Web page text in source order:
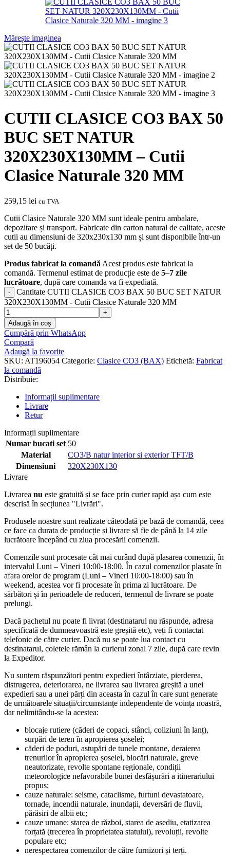
Mărește imaginea
CUTII CLASICE CO3 BAX 50
BUC SET NATUR
320X230X130MM – Cutii
Clasice Naturale 320 MM
259,15 lei cu TVA
Cutii Clasice Naturale 320 MM sunt ideale pentru ambalare,
depozitare și transport. Fabricate din carton natural de calitate, aceste
cutii au dimensiuni de 320x230x130 mm și sunt disponibile într-un
set de 50 bucăți.
Produs fabricat la comandă Acest produs este fabricat la
comandă. Termenul estimat de producție este de 5–7 zile
lucrătoare, după care comanda va fi expediată.
Cantitate CUTII CLASICE CO3 BAX 50 BUC SET NATUR
320X230X130MM - Cutii Clasice Naturale 320 MM
Adaugă în coș
Cumpără prin WhatsApp
Compară
Adaugă la favorite
SKU: AT196054 Categorie: Clasice CO3 (BAX) Etichetă: Fabricat
la comandă
Distribuie:
Informații suplimentare
Livrare
Retur
Informații suplimentare
Numar bucati set 50
Material
CO3/B natur interior si exterior TFT/B
Dimensiuni
320X230X130
Livrare
Livrarea nu este gratuită și se face prin curier rapid așa cum este
descrisă în secțiunea "Livrări".
Produsele noastre sunt realizate câteodată pe bază de comandă, ceea
ce face ca durata de producție și livrare să fie de până la 14 zile
lucrătoare începând cu ziua procesării comenzii.
Comenzile sunt procesate cât mai curând după plasarea comenzii, în
intervalul Luni – Vineri 10:00-18:00. În cazul comenzilor plasate în
afara orelor de program (Luni – Vineri 10:00-18:00) sau în
weekend, acestea vor fi procesate în prima zi lucrătoare. De
sărbători și în perioadele de reduceri, termenul de livrare se poate
prelungi.
Dacă pachetul nu poate fi livrat (destinatarul nu răspunde, adresa
specificată de dumneavoastră este greșită etc), veți fi contactat
telefonic de către curier. Dacă nu se poate lua contact cu
destinatarul, coletele rămân la curierul zonal 7 zile, după care revin
la Expeditor.
Nu suntem răspunzători pentru expedieri întârziate, pierderea,
distrugerea, deteriorarea, ne livrarea sau livrarea greșită a unei
expedieri sau a unei părți din aceasta în cazul în care sunt generate
de următoarele situații/circumstanțe independente de voința noastră,
dar nelimitându-se la acestea:
blocaje rutiere (căderi de copaci, stânci, coliziuni în lanț),
surpări de teren în apropierea șoselei;
căderi de poduri, astupări de tunele montane, deraierea
trenurilor în apropierea șoselei, blocări naturale, greve
neautorizate, revolte spontane regionale, condiții
meteorologice nefavorabile bunei desfășurări a itinerariului
propus;
cauze naturale: seisme, cataclisme, furtuni devastatoare,
tornade, incendii naturale, inundații, deversări de fluvii,
părăsiri de albii etc;
cauze umane: starea de război, starea de asediu, etatizarea
forțată (trecerea în proprietatea statului), revoluții, revolte
populare etc;
nerespectarea comenzilor de către furnizori și terți.